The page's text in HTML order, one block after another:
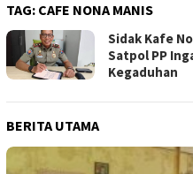
TAG: CAFE NONA MANIS
Sidak Kafe
Satpol PP
Kegaduhan
BERITA UTAMA